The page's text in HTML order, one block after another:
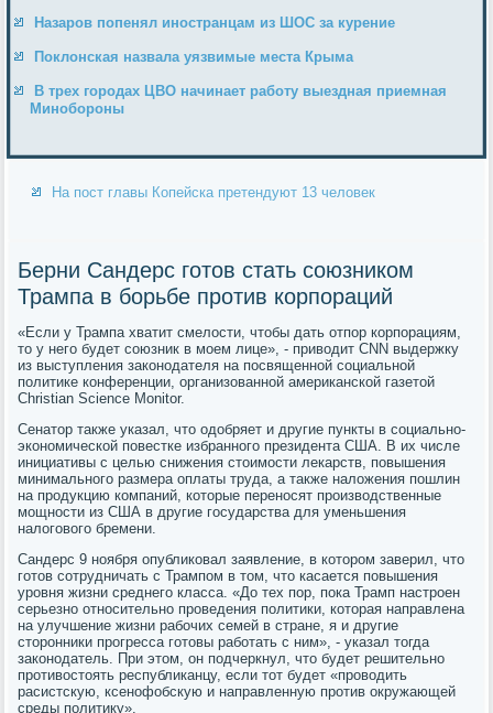
Назаров попенял иностранцам из ШОС за курение
Поклонская назвала уязвимые места Крыма
В трех городах ЦВО начинает работу выездная приемная
Минобороны
На пост главы Копейска претендуют 13 человек
Берни Сандерс готов стать союзником
Трампа в борьбе против корпораций
«Если у Трампа хватит смелости, чтобы дать отпор корпорациям,
то у него будет союзник в моем лице», - приводит CNN выдержку
из выступления законодателя на посвященной социальной
политике конференции, организованной американской газетой
Christian Science Monitor.
Сенатор также указал, что одобряет и другие пункты в социально-
экономической повестке избранного президента США. В их числе
инициативы с целью снижения стоимости лекарств, повышения
минимального размера оплаты труда, а также наложения пошлин
на продукцию компаний, которые переносят производственные
мощности из США в другие государства для уменьшения
налогового бремени.
Сандерс 9 ноября опубликовал заявление, в котором заверил, что
готов сотрудничать с Трампом в том, что касается повышения
уровня жизни среднего класса. «До тех пор, пока Трамп настроен
серьезно относительно проведения политики, которая направлена
на улучшение жизни рабочих семей в стране, я и другие
сторонники прогресса готовы работать с ним», - указал тогда
законодатель. При этом, он подчеркнул, что будет решительно
противостоять республиканцу, если тот будет «проводить
расистскую, ксенофобскую и направленную против окружающей
среды политику».